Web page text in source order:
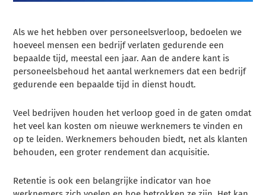
Als we het hebben over personeelsverloop, bedoelen we
hoeveel mensen een bedrijf verlaten gedurende een
bepaalde tijd, meestal een jaar. Aan de andere kant is
personeelsbehoud het aantal werknemers dat een bedrijf
gedurende een bepaalde tijd in dienst houdt.
Veel bedrijven houden het verloop goed in de gaten omdat
het veel kan kosten om nieuwe werknemers te vinden en
op te leiden. Werknemers behouden biedt, net als klanten
behouden, een groter rendement dan acquisitie.
Retentie is ook een belangrijke indicator van hoe